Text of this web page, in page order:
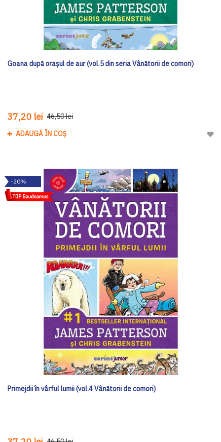
Goana după orașul de aur (vol.5 din seria Vânătorii de comori)
37,20 lei 46,50 lei
ADAUGĂ ÎN COȘ
-20%
Primejdii în vârful lumii (vol.4 Vânătorii de comori)